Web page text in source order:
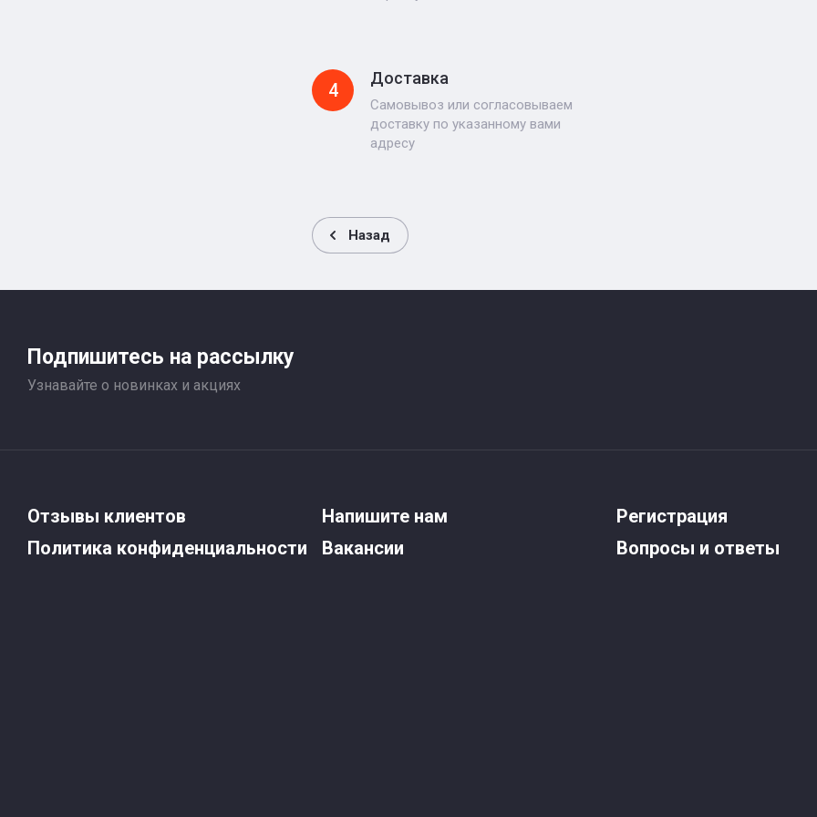
4
Доставка
Самовывоз или согласовываем
доставку по указанному вами
адресу
Назад
Подпишитесь на рассылку
Узнавайте о новинках и акциях
Отзывы клиентов Напишите нам
Регистрация
Политика конфиденциальности
Вакансии Вопросы и ответы